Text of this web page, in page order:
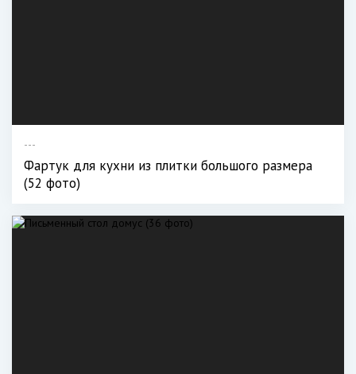
---
Фартук для кухни из плитки большого размера
(52 фото)